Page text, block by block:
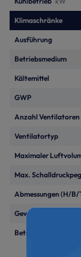
Klimaschränke
Ausführung
Betriebsmedium
Kältemittel
GWP
Anzahl Ventilatoren
Ventilatortyp
Maximaler
Max.
Abmessungen (H/B/
Gewicht
Betriebsspannung